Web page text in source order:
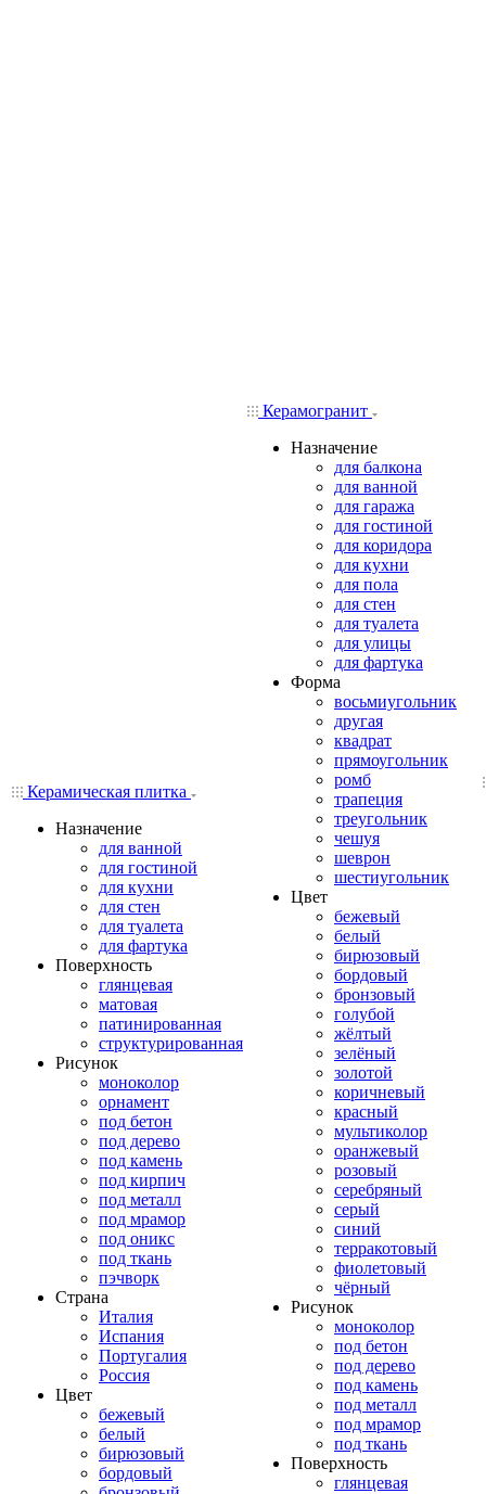
Керамическая плитка
Назначение
для ванной
для гостиной
для кухни
для стен
для туалета
для фартука
Поверхность
глянцевая
матовая
патинированная
структурированная
Рисунок
моноколор
орнамент
под бетон
под дерево
под камень
под кирпич
под металл
под мрамор
под оникс
под ткань
пэчворк
Страна
Италия
Испания
Португалия
Россия
Цвет
бежевый
белый
бирюзовый
бордовый
Керамогранит
Назначение
для балкона
для ванной
для гаража
для гостиной
для коридора
для кухни
для пола
для стен
для туалета
для улицы
для фартука
Форма
восьмиугольник
другая
квадрат
прямоугольник
ромб
трапеция
треугольник
чешуя
шеврон
шестиугольник
Цвет
бежевый
белый
бирюзовый
бордовый
бронзовый
голубой
жёлтый
зелёный
золотой
коричневый
красный
мультиколор
оранжевый
розовый
серебряный
серый
синий
терракотовый
фиолетовый
чёрный
Рисунок
моноколор
под бетон
под дерево
под камень
под металл
под мрамор
под ткань
Поверхность
глянцевая